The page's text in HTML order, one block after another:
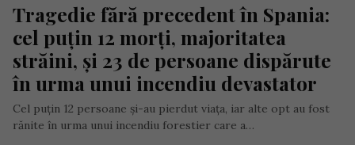
Tragedie fără precedent în Spania:
cel puțin 12 morți, majoritatea
străini, și 23 de persoane dispărute
în urma unui incendiu devastator
Cel puțin 12 persoane și-au pierdut viața, iar alte opt au fost
rănite în urma unui incendiu forestier care a…